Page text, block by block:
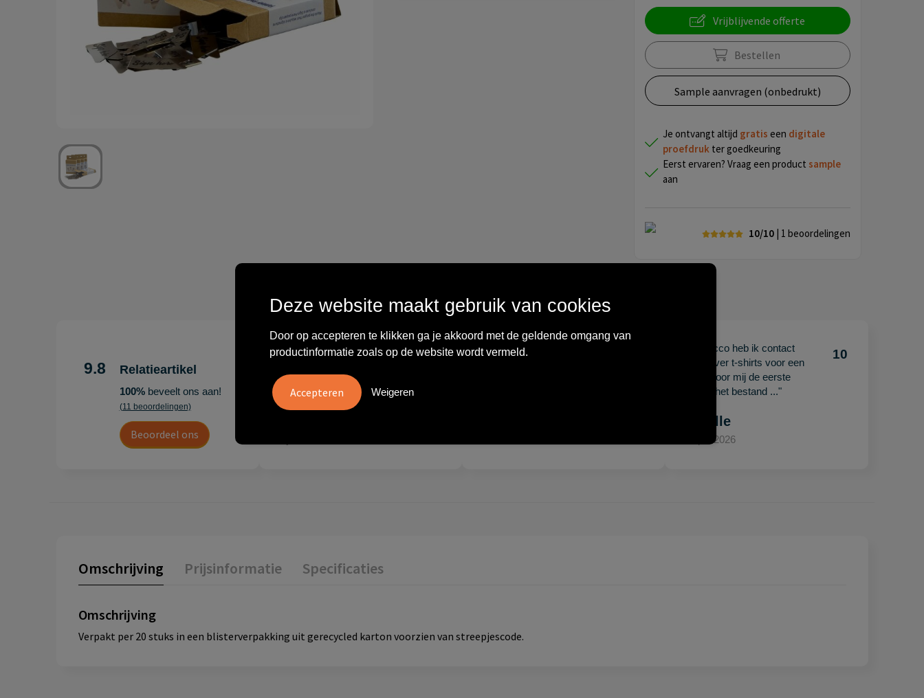
Vrijblijvende offerte
Bestellen
Sample aanvragen (onbedrukt)
Je ontvangt altijd gratis een digitale
proefdrukter goedkeuring
Eerst ervaren? Vraag een product sample
aan
10/10 | 1 beoordelingen
9.8 Relatieartikel
100%beveelt ons aan!
(11 beoordelingen)
Beoordeel ons
"Erg tevreden over
Artikelen. Het contact was
persoonlijk en prettig, we w..."
10
"Ze denken in oplossingen.
"Met Jacco heb ik contact
gehad over t-shirts voor een
beurs. Voor mij de eerste
keer en het bestand ..."
10
Mariëlle
15 april 2026
Omschrijving Prijsinformatie Specificaties
Omschrijving
Verpakt per 20 stuks in een blisterverpakking uit gerecycled karton voorzien van streepjescode.
Deze website maakt gebruik van cookies
Door op accepteren te klikken ga je akkoord met de geldende omgang van
productinformatie zoals op de website wordt vermeld.
Weigeren